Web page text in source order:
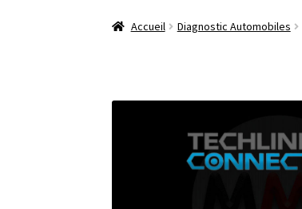
Accueil Diagnostic Automobiles